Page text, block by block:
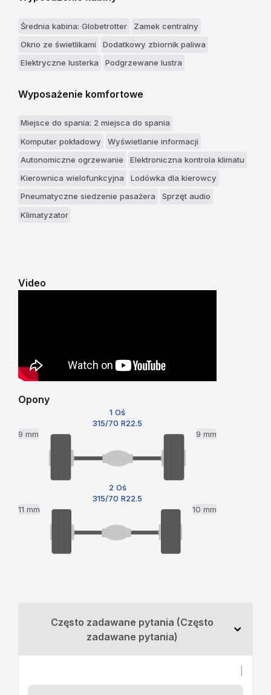
Średnia kabina: Globetrotter
Zamek centralny
Okno ze świetlikami
Dodatkowy zbiornik paliwa
Elektryczne lusterka
Podgrzewane lustra
Wyposażenie komfortowe
Miejsce do spania: 2 miejsca do spania
Komputer pokładowy
Wyświetlanie informacji
Autonomiczne ogrzewanie
Elektroniczna kontrola klimatu
Kierownica wielofunkcyjna
Lodówka dla kierowcy
Pneumatyczne siedzenie pasażera
Sprzęt audio
Klimatyzator
Video
Opony
1 Oś
315/70 R22.5
9 mm
9 mm
2 Oś
315/70 R22.5
11 mm
10 mm
Często zadawane pytania (Często
zadawane pytania)